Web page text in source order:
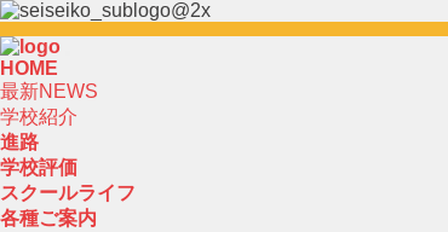
HOME
最新NEWS
学校紹介
進路
学校評価
スクールライフ
各種ご案内